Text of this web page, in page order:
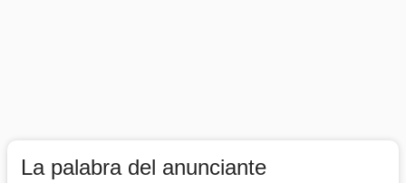
La palabra del anunciante